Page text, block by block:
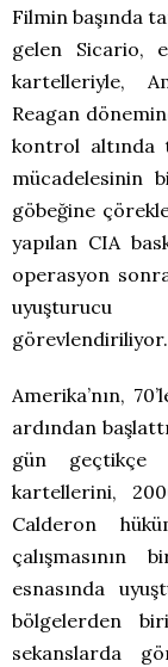
Filmin başında
gelen Sicario,
kartelleriyle,
Reagan
kontrol altında
mücadelesinin
göbeğine
yapılan CIA
operasyon
uyuşturucu
görevlendiriliyor.
Amerika’nın,
ardından
gün geçtikçe
kartellerini,
Calderon
çalışmasının
esnasında
bölgelerden
sekanslarda